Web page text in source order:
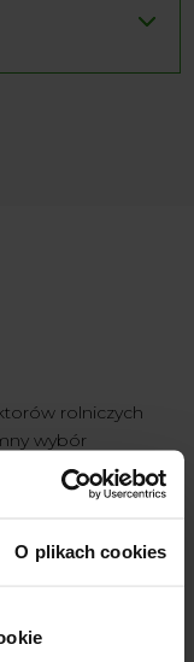
O plikach cookies
rolniczych
wybór
do ich napraw.